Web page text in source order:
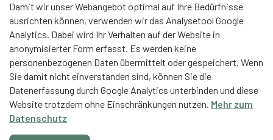
Damit wir unser Webangebot optimal auf Ihre Bedürfnisse
ausrichten können, verwenden wir das Analysetool Google
Analytics. Dabei wird Ihr Verhalten auf der Website in
anonymisierter Form erfasst. Es werden keine
personenbezogenen Daten übermittelt oder gespeichert. Wenn
Sie damit nicht einverstanden sind, können Sie die
Datenerfassung durch Google Analytics unterbinden und diese
Website trotzdem ohne Einschränkungen nutzen. Mehr zum
Datenschutz
Partner
Contentpartner
Eidgenössische Hochschule für Sport Magglingen
EHSM